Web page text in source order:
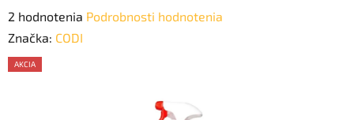
Priemerné
hodnotenie
produktu
2 hodnotenia Podrobnosti hodnotenia
Značka: CODI
AKCIA